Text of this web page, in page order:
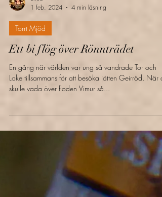
Erica
1 feb. 2024
4 min läsning
Torrt Mjöd
Loke tillsammans för att besöka jätten Geirröd. När
skulle vada över floden Vimur så...